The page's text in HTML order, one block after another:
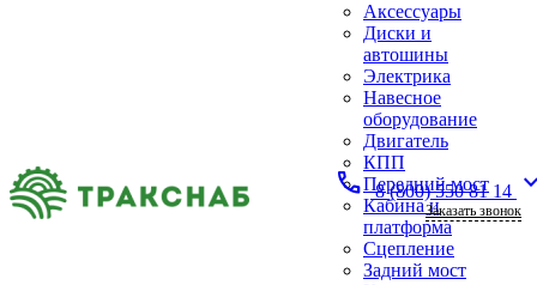
Аксессуары
Диски и
автошины
Электрика
Навесное
оборудование
Двигатель
КПП
Передний мост
Кабина и
платформа
Сцепление
Задний мост
call 8 (800) 550 81 14
Заказать звонок